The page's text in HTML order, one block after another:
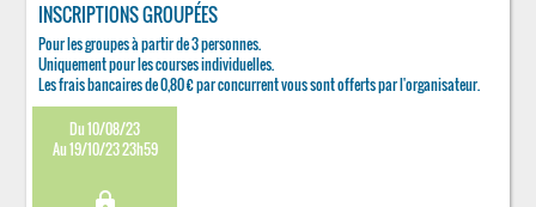
INSCRIPTIONS GROUPÉES
Pour les groupes à partir de 3 personnes.
Uniquement pour les courses individuelles.
Les frais bancaires de 0,80 € par concurrent vous sont offerts par l'organisateur.
Du 10/08/23
Au 19/10/23 23h59